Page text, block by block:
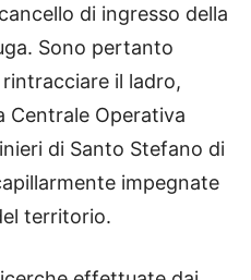
di ingresso della
Sono pertanto
il ladro,
Centrale Operativa
di Santo Stefano di
impegnate
territorio.